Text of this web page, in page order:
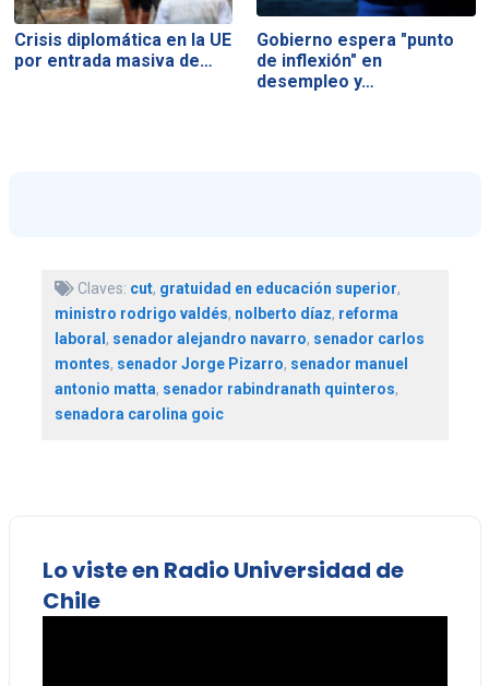
Crisis diplomática en la UE
por entrada masiva de…
Gobierno espera "punto
de inflexión" en
desempleo y…
Claves: cut, gratuidad en educación superior,
ministro rodrigo valdés, nolberto díaz, reforma
laboral, senador alejandro navarro, senador carlos
montes, senador Jorge Pizarro, senador manuel
antonio matta, senador rabindranath quinteros,
senadora carolina goic
Lo viste en Radio Universidad de
Chile